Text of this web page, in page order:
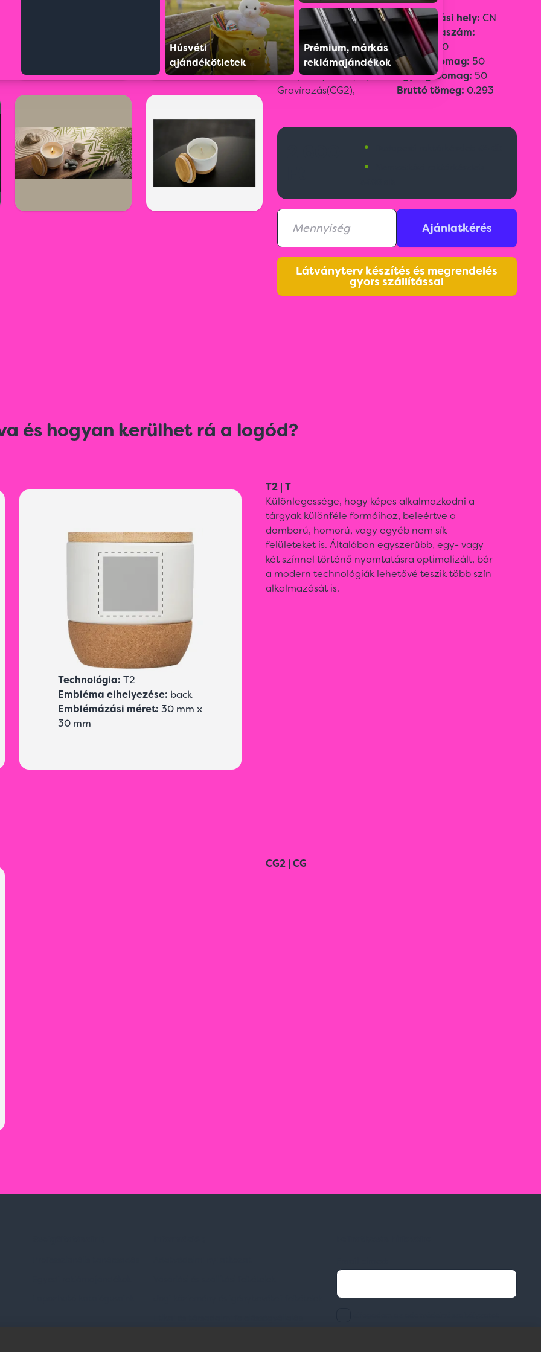
Húsvéti
ajándékötletek
Prémium, márkás
reklámajándékok
Szín:
Fehér
Méret:ø 7,2 x 7.5 cm
Emblémázási
technológia:
Tamponnyomás(T2), CO
Gravírozás(CG2),
Származási hely: CN
Vámtarifaszám:
34060000
Gyűjtőcsomag: 50
Egységcsomag: 50
Bruttó tömeg: 0.293
•
•
Ajánlatkérés
Látványterv készítés és megrendelés
gyors szállítással
és hogyan kerülhet rá a logód?
Technológia: T2
Embléma elhelyezése: back
Emblémázási méret: 30 mm x
30 mm
T2 | T
Különlegessége, hogy képes alkalmazkodni a
tárgyak különféle formáihoz, beleértve a
domború, homorú, vagy egyéb nem sík
felületeket is. Általában egyszerűbb, egy- vagy
két színnel történő nyomtatásra optimalizált, bár
a modern technológiák lehetővé teszik több szín
alkalmazását is.
CG2 | CG